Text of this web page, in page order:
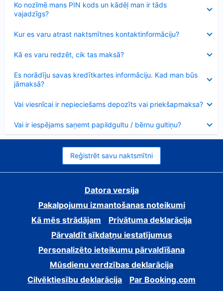
Ko nozīmē mans PIN kods un kādēļ man ir tāds
vajadzīgs?
Kur es varu atrast naktsmītnes kontaktinformāciju?
Kā es varu redzēt, cik tas maksā?
Es norādīju savas kredītkartes informāciju. Kad man būs
jāmaksā?
Vai viesnīcai ir nepieciešams depozīts vai priekšapmaksa?
Vai ir iespējams saņemt papildgultu / bērnu gultiņu?
Reģistrēt savu naktsmītni
Datora versija
Pakalpojumu izmantošanas noteikumi
Kā mēs strādājam
Privātuma deklarācija
Pārvaldīt sīkdatņu iestatījumus
Personalizēto ieteikumu pārvaldīšana
Mūsdienu verdzības deklarācija
Cilvēktiesību deklarācija
Par Booking.com